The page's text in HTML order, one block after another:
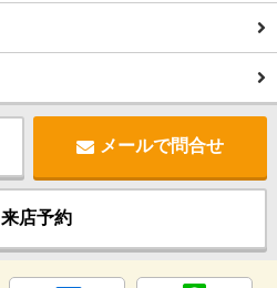
メールで問合せ
来店予約